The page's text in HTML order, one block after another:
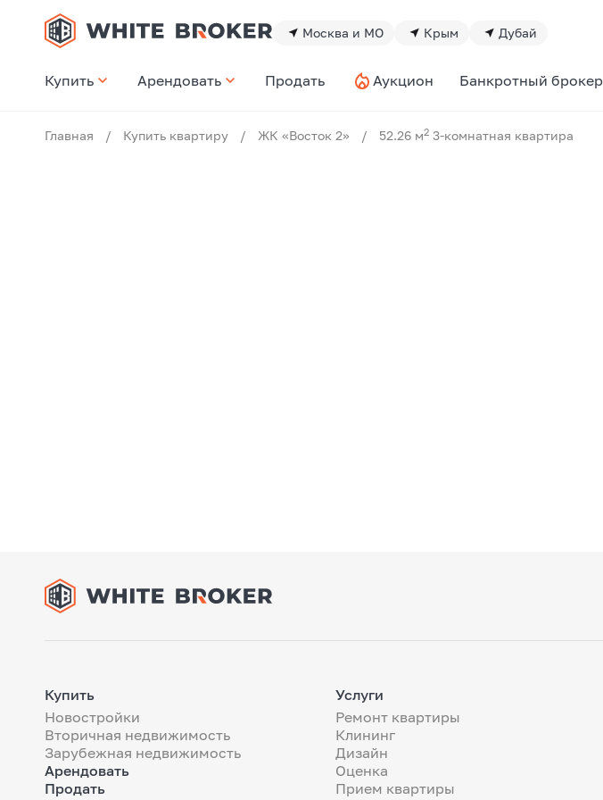
Москва и МО Крым Дубай
Купить Арендовать Продать Аукцион Банкротный брокер
Главная / Купить квартиру / ЖК «Восток 2» / 52.26 м2 3-комнатная квартира
Купить
Новостройки
Вторичная недвижимость
Зарубежная недвижимость
Арендовать
Продать
Услуги
Ремонт квартиры
Клининг
Дизайн
Оценка
Прием квартиры